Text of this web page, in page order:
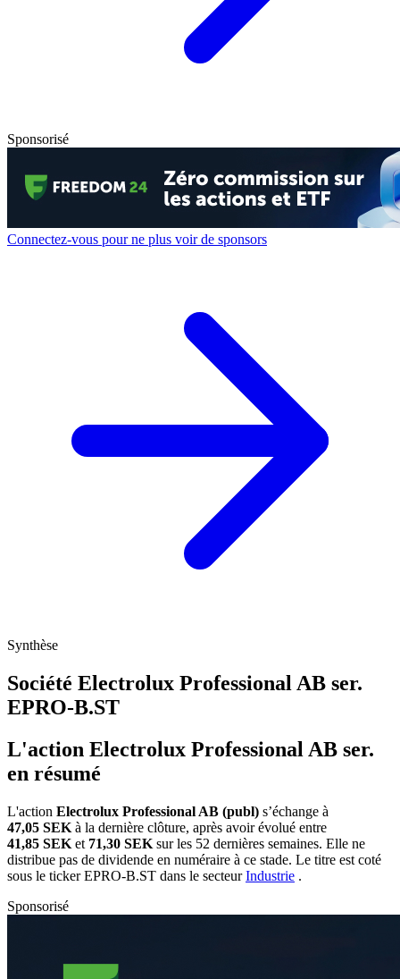
Sponsorisé
Connectez-vous pour ne plus voir de sponsors
Synthèse
Société Electrolux Professional AB ser.
EPRO-B.ST
L'action Electrolux Professional AB ser.
en résumé
L'action Electrolux Professional AB (publ) s’échange à
47,05 SEK à la dernière clôture, après avoir évolué entre
41,85 SEK et 71,30 SEK sur les 52 dernières semaines. Elle ne
distribue pas de dividende en numéraire à ce stade. Le titre est coté
sous le tickerEPRO-B.ST dans le secteurIndustrie .
Sponsorisé